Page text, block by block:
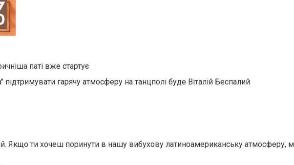
паті вже стартує
гарячу атмосферу на танцполі буде Віталій Беспалий
Якщо ти хочеш поринути в нашу вибухову латиноамериканську атмосферу,